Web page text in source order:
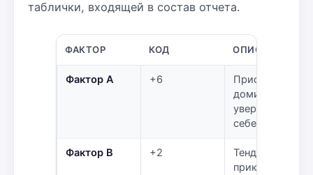
таблички, входящей в состав отчета.
ФАКТОР КОД ОПИСАНИЕ
Фактор A +6
Пристрастие к
уверенность в
себе
Фактор B +2
Тенденция к
приключениям,